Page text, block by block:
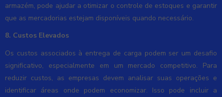
armazém, pode ajudar a otimizar o controle de estoques e garantir
que as mercadorias estejam disponíveis quando necessário.
8. Custos Elevados
Os custos associados à entrega de carga podem ser um desafio
significativo, especialmente em um mercado competitivo. Para
reduzir custos, as empresas devem analisar suas operações e
identificar áreas onde podem economizar. Isso pode incluir a